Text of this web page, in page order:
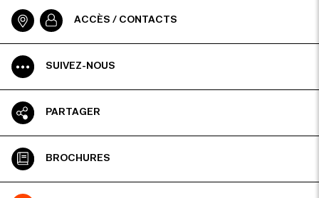
ACCÈS / CONTACTS
SUIVEZ-NOUS
PARTAGER
BROCHURES